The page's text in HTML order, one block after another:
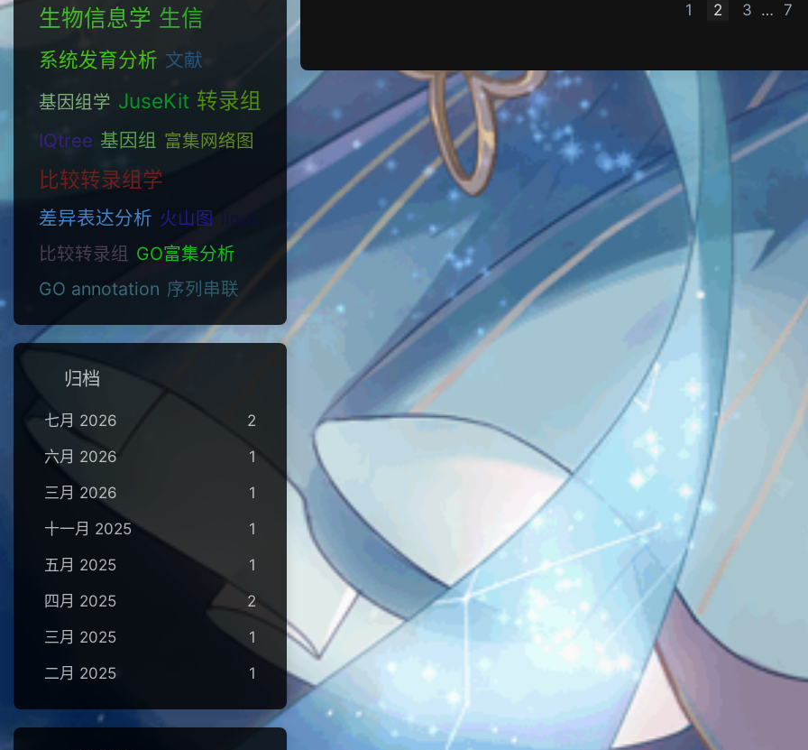
1 2 3 … 7
生物信息学 生信
系统发育分析 文献
基因组学 JuseKit 转录组
IQtree 基因组 富集网络图
比较转录组学
差异表达分析 火山图 linux
比较转录组 GO富集分析
GO annotation 序列串联
归档
七月 2026
2
六月 2026
1
三月 2026
1
十一月 2025
1
五月 2025
1
四月 2025
2
三月 2025
1
二月 2025
1